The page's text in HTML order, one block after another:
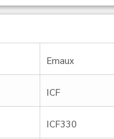
Emaux
ICF
ICF330